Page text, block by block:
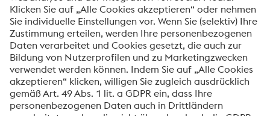
Datenblatt
Weiterlesen
Uddeholm Vanadis 30 SuperClean
Kaltarbeit